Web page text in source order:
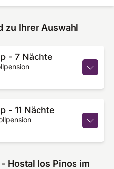
zu Ihrer Auswahl
- 7 Nächte
- 11 Nächte
Hostal los Pinos im